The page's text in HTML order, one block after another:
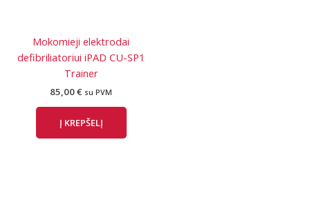
Mokomieji elektrodai
defibriliatoriui iPAD CU-SP1
Trainer
85,00€ su PVM
Į KREPŠELĮ